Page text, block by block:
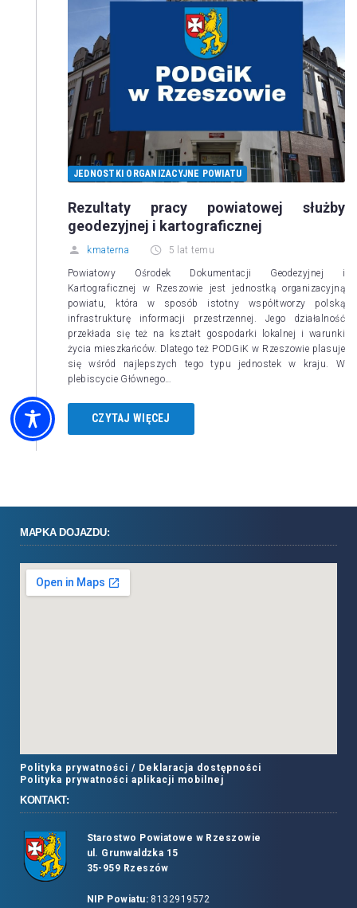
JEDNOSTKI ORGANIZACYJNE POWIATU
Rezultaty pracy powiatowej służby
geodezyjnej i kartograficznej
kmaterna 5 lat temu
Powiatowy Ośrodek Dokumentacji Geodezyjnej i
Kartograficznej w Rzeszowie jest jednostką organizacyjną
powiatu, która w sposób istotny współtworzy polską
infrastrukturę informacji przestrzennej. Jego działalność
przekłada się też na kształt gospodarki lokalnej i warunki
życia mieszkańców. Dlatego też PODGiK w Rzeszowie plasuje
się wśród najlepszych tego typu jednostek w kraju. W
plebiscycie Głównego…
CZYTAJ WIĘCEJ
MAPKA DOJAZDU:
Polityka prywatności / Deklaracja dostępności
Polityka prywatności aplikacji mobilnej
KONTAKT:
Starostwo Powiatowe w Rzeszowie
ul. Grunwaldzka 15
35-959 Rzeszów
NIP Powiatu:8132919572